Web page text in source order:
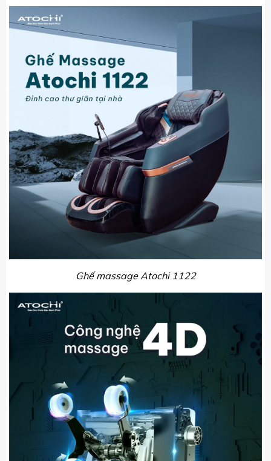
Ghế massage Atochi 1122